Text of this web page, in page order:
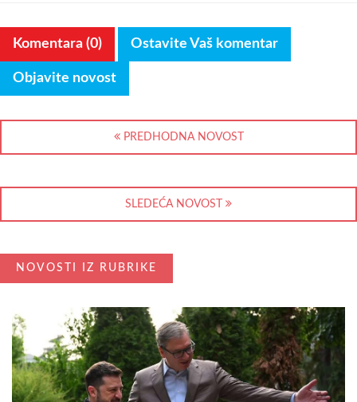
Komentara (0) Ostavite Vaš komentar
Objavite novost
PREDHODNA NOVOST
SLEDEĆA NOVOST
NOVOSTI IZ RUBRIKE